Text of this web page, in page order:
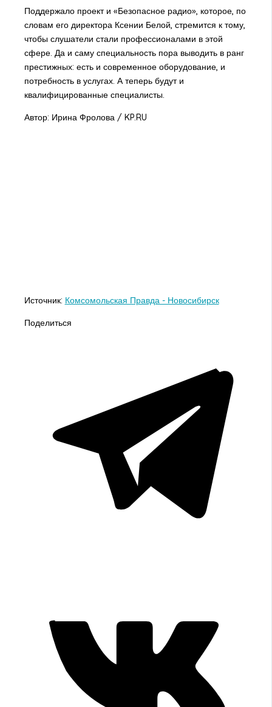
Поддержало проект и «Безопасное радио», которое, по
словам его директора Ксении Белой, стремится к тому,
чтобы слушатели стали профессионалами в этой
сфере. Да и саму специальность пора выводить в ранг
престижных: есть и современное оборудование, и
потребность в услугах. А теперь будут и
квалифицированные специалисты.
Автор: Ирина Фролова / KP.RU
Источник: Комсомольская Правда - Новосибирск
Поделиться